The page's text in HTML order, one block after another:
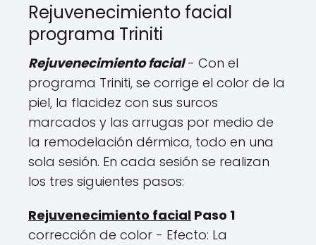
Rejuvenecimiento facial
programa Triniti
Rejuvenecimiento facial - Con el
programa Triniti, se corrige el color de la
piel, la flacidez con sus surcos
marcados y las arrugas por medio de
la remodelación dérmica, todo en una
sola sesión. En cada sesión se realizan
los tres siguientes pasos:
Rejuvenecimiento facial Paso 1
corrección de color - Efecto: La